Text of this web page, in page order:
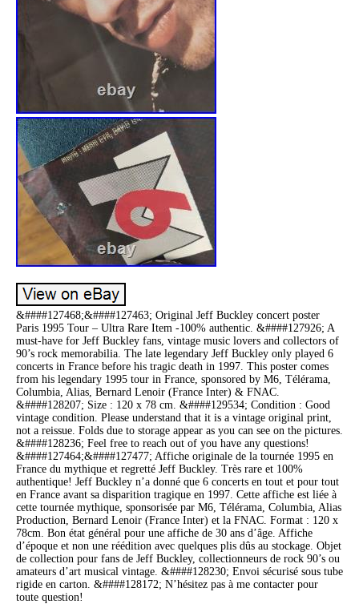
&####127468;&####127463; Original Jeff Buckley concert poster
Paris 1995 Tour – Ultra Rare Item -100% authentic. &####127926; A
must-have for Jeff Buckley fans, vintage music lovers and collectors of
90’s rock memorabilia. The late legendary Jeff Buckley only played 6
concerts in France before his tragic death in 1997. This poster comes
from his legendary 1995 tour in France, sponsored by M6, Télérama,
Columbia, Alias, Bernard Lenoir (France Inter) & FNAC.
&####128207; Size : 120 x 78 cm. &####129534; Condition : Good
vintage condition. Please understand that it is a vintage original print,
not a reissue. Folds due to storage appear as you can see on the pictures.
&####128236; Feel free to reach out of you have any questions!
&####127464;&####127477; Affiche originale de la tournée 1995 en
France du mythique et regretté Jeff Buckley. Très rare et 100%
authentique! Jeff Buckley n’a donné que 6 concerts en tout et pour tout
en France avant sa disparition tragique en 1997. Cette affiche est liée à
cette tournée mythique, sponsorisée par M6, Télérama, Columbia, Alias
Production, Bernard Lenoir (France Inter) et la FNAC. Format : 120 x
78cm. Bon état général pour une affiche de 30 ans d’âge. Affiche
d’époque et non une réédition avec quelques plis dûs au stockage. Objet
de collection pour fans de Jeff Buckley, collectionneurs de rock 90’s ou
amateurs d’art musical vintage. &####128230; Envoi sécurisé sous tube
rigide en carton. &####128172; N’hésitez pas à me contacter pour
toute question!